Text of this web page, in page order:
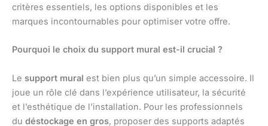
critères essentiels, les options disponibles et les
marques incontournables pour optimiser votre offre.
Pourquoi le choix du support mural est-il crucial ?
Le support mural est bien plus qu’un simple accessoire. Il
joue un rôle clé dans l’expérience utilisateur, la sécurité
et l’esthétique de l’installation. Pour les professionnels
du déstockage en gros, proposer des supports adaptés